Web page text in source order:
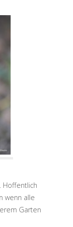
Hoffentlich
wenn alle
Garten